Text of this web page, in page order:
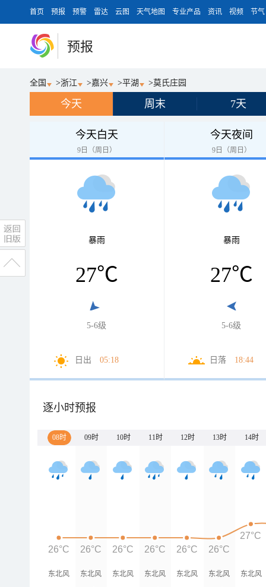
首页 预报 预警 雷达 云图 天气地图 专业产品 资讯 视频 节气
预报
全国 >浙江 >嘉兴 >平湖 >莫氏庄园
今天 周末 7天
今天白天
9日（周日）
暴雨
27℃
5-6级
日出 05:18
今天夜间
9日（周日）
暴雨
27℃
5-6级
日落 18:44
逐小时预报
08时 09时 10时 11时 12时 13时 14时
东北风 东北风 东北风 东北风 东北风 东北风 东北风
26°C 26°C 26°C 26°C 26°C 26°C
27°C